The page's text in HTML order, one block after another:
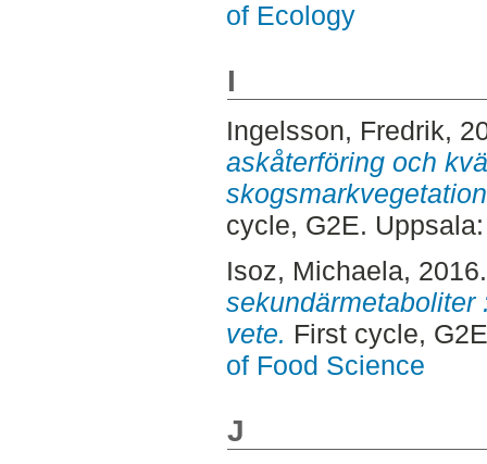
of Ecology
I
Ingelsson, Fredrik,
askåterföring och
cycle, G2E.
Isoz, Michaela,
sekundärmetaboliter
vete. First cycle,
of Food Science
J